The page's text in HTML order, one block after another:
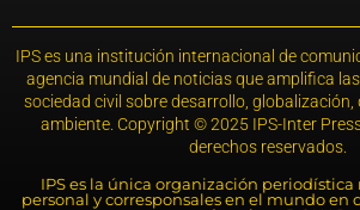
IPS es una institución internacional de
agencia mundial de noticias que amplifica
sociedad civil sobre desarrollo,
ambiente. Copyright © 2025 IPS-Inter
derechos reservados.
IPS es la única organización
personal y corresponsales en el mundo en